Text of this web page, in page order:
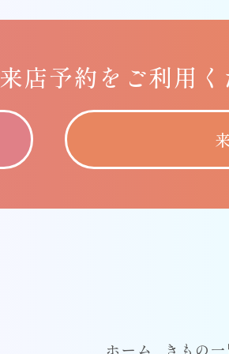
来店予約をご利用く
ホーム きもの